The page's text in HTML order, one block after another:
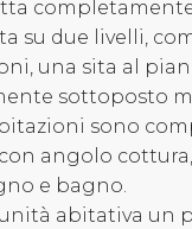
su due livelli,
una sita al
sottoposto
sono
angolo
e bagno.
abitativa un